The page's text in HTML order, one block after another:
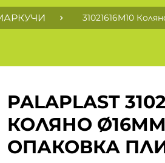
31021616M10
PALAPLAST
КОЛЯНО Ø16MM
ОПАКОВКА